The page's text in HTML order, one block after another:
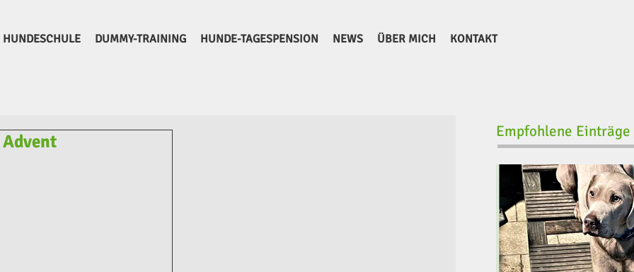
HUNDESCHULE DUMMY-TRAINING HUNDE-TAGESPENSION NEWS ÜBER MICH KONTAKT
Empfohlene Einträge